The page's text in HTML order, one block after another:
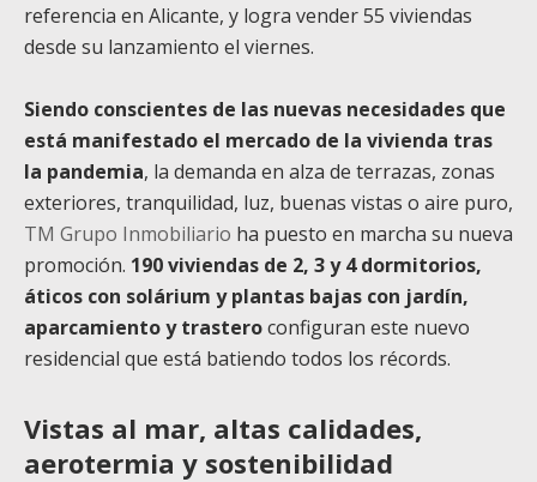
referencia en Alicante, y logra vender 55 viviendas
desde su lanzamiento el viernes.
Siendo conscientes de las nuevas necesidades que
está manifestado el mercado de la vivienda tras
la pandemia, la demanda en alza de terrazas, zonas
exteriores, tranquilidad, luz, buenas vistas o aire puro,
TM Grupo Inmobiliario ha puesto en marcha su nueva
promoción. 190 viviendas de 2, 3 y 4 dormitorios,
áticos con solárium y plantas bajas con jardín,
aparcamiento y trasteroconfiguran este nuevo
residencial que está batiendo todos los récords.
Vistas al mar, altas calidades,
aerotermia y sostenibilidad